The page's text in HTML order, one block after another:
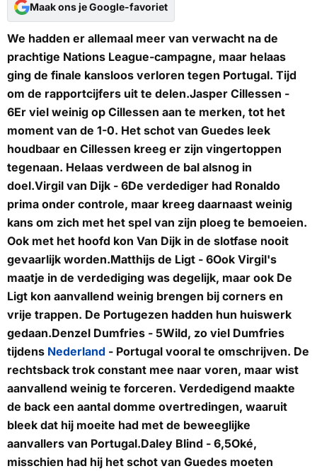
Maak ons je Google-favoriet
We hadden er allemaal meer van verwacht na de
prachtige Nations League-campagne, maar helaas
ging de finale kansloos verloren tegen Portugal. Tijd
om de rapportcijfers uit te delen.Jasper Cillessen -
6Er viel weinig op Cillessen aan te merken, tot het
moment van de 1-0. Het schot van Guedes leek
houdbaar en Cillessen kreeg er zijn vingertoppen
tegenaan. Helaas verdween de bal alsnog in
doel.Virgil van Dijk - 6De verdediger had Ronaldo
prima onder controle, maar kreeg daarnaast weinig
kans om zich met het spel van zijn ploeg te bemoeien.
Ook met het hoofd kon Van Dijk in de slotfase nooit
gevaarlijk worden.Matthijs de Ligt - 6Ook Virgil's
maatje in de verdediging was degelijk, maar ook De
Ligt kon aanvallend weinig brengen bij corners en
vrije trappen. De Portugezen hadden hun huiswerk
gedaan.Denzel Dumfries - 5Wild, zo viel Dumfries
tijdens Nederland - Portugal vooral te omschrijven. De
rechtsback trok constant mee naar voren, maar wist
aanvallend weinig te forceren. Verdedigend maakte
de back een aantal domme overtredingen, waaruit
bleek dat hij moeite had met de beweeglijke
aanvallers van Portugal.Daley Blind - 6,5Oké,
misschien had hij het schot van Guedes moeten